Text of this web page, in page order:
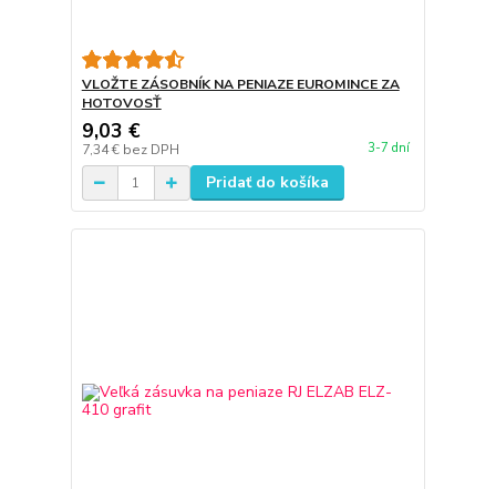
VLOŽTE ZÁSOBNÍK NA PENIAZE EUROMINCE ZA
HOTOVOSŤ
9,03 €
7,34 € bez DPH 3-7 dní
Pridať do košíka